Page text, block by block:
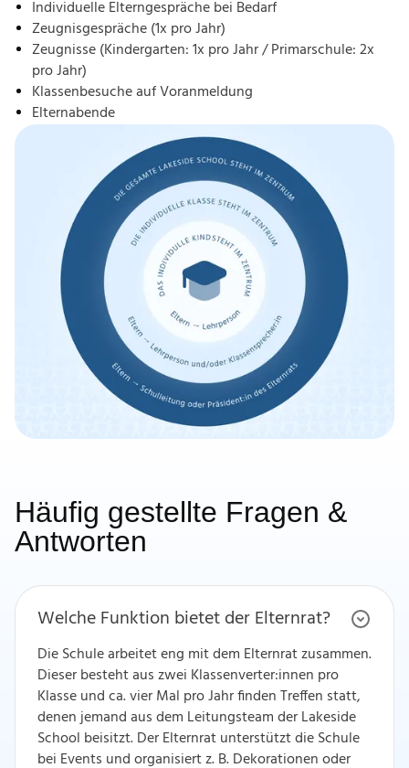
Individuelle Elterngespräche bei Bedarf
Zeugnisgespräche (1x pro Jahr)
Zeugnisse (Kindergarten: 1x pro Jahr / Primarschule: 2x
pro Jahr)
Klassenbesuche auf Voranmeldung
Elternabende
Häufig gestellte Fragen &
Antworten
Welche Funktion bietet der Elternrat?
Die Schule arbeitet eng mit dem Elternrat zusammen.
Dieser besteht aus zwei Klassenverter:innen pro
Klasse und ca. vier Mal pro Jahr finden Treffen statt,
denen jemand aus dem Leitungsteam der Lakeside
School beisitzt. Der Elternrat unterstützt die Schule
bei Events und organisiert z. B. Dekorationen oder